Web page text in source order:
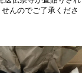
んのでご了承くださ